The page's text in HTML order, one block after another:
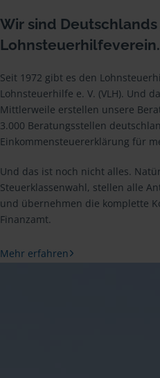
Wir sind
Lohnsteuerhilfeverein.
Seit 1972 gibt es den
Lohnsteuerhilfe e. V. (VLH). Und
Mittlerweile erstellen unsere
3.000 Beratungsstellen
Einkommensteuererklärung für
Und das ist noch nicht alles.
Steuerklassenwahl, stellen alle
und übernehmen die komplette
Finanzamt.
Mehr erfahren